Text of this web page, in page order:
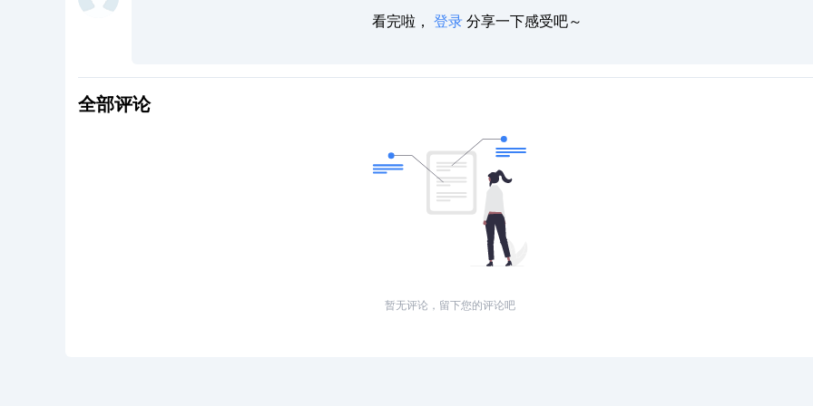
看完啦， 登录分享一下感受吧～
全部评论
暂无评论，留下您的评论吧